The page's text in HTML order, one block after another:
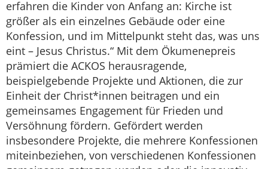
erfahren die Kinder von Anfang an: Kirche ist
größer als ein einzelnes Gebäude oder eine
Konfession, und im Mittelpunkt steht das, was uns
eint – Jesus Christus.“ Mit dem Ökumenepreis
prämiert die ACKOS herausragende,
beispielgebende Projekte und Aktionen, die zur
Einheit der Christ*innen beitragen und ein
gemeinsames Engagement für Frieden und
Versöhnung fördern. Gefördert werden
insbesondere Projekte, die mehrere Konfessionen
miteinbeziehen, von verschiedenen Konfessionen